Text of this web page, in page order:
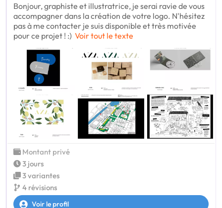
Bonjour, graphiste et illustratrice, je serai ravie de vous
accompagner dans la création de votre logo. N'hésitez
pas à me contacter je suis disponible et très motivée
pour ce projet ! :) Voir tout le texte
Montant privé
3 jours
3 variantes
4 révisions
Voir le profil